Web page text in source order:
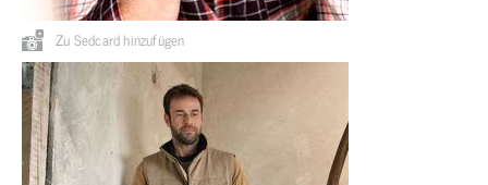
Zu Sedcard hinzufügen